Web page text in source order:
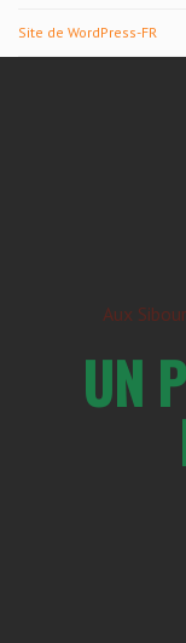
Site de WordPress-FR
Aux
UN